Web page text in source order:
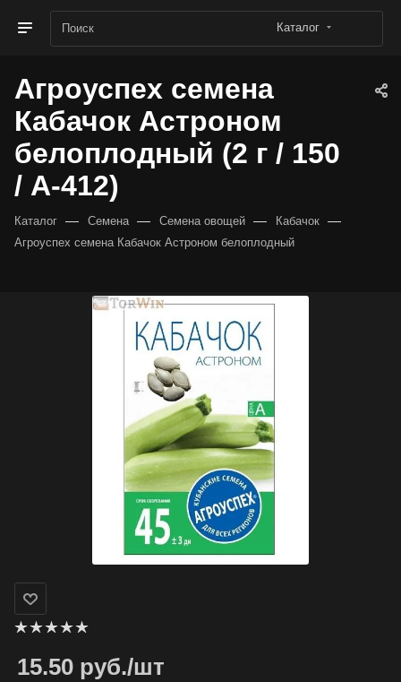
Каталог
Агроуспех семена
Кабачок Астроном
белоплодный (2 г / 150
/ А-412)
Каталог — Семена — Семена овощей — Кабачок —
Агроуспех семена Кабачок Астроном белоплодный
15.50 руб./шт